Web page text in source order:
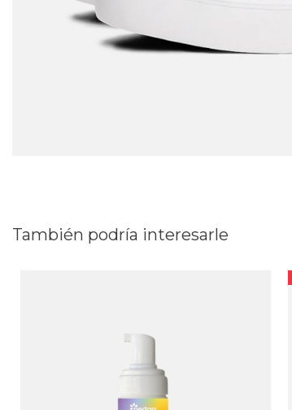
También podría interesarle